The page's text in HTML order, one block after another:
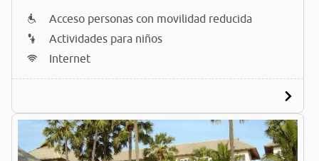
Acceso personas con movilidad reducida
Actividades para niños
Internet